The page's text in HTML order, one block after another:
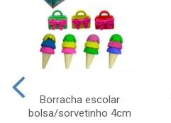
Borracha escolar
bolsa/sorvetinho 4cm